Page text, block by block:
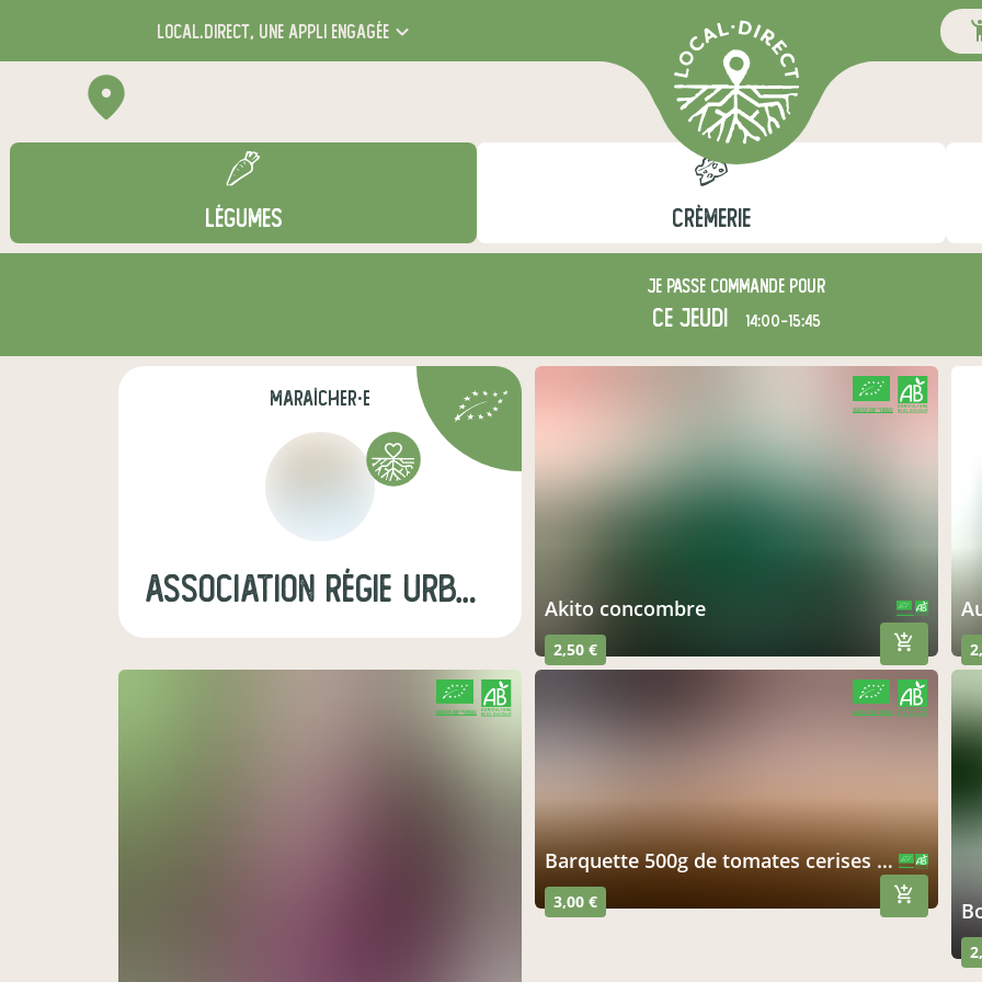
local.direct, une appli engagée
LÉGUMES CRÈMERIE
Je passe commande pour
ce jeudi 14:00-15:45
maraîcher·e
Association Régie Urbaine Akito concombre
2,50 €
CERTIFIÉ PAR FR-BIO-01
AGRICULTURE FRANCE
CERTIFIÉ PAR FR-BIO-01
AGRICULTURE FRANCE
Barquette 500g de tomates cerises variées
3,00 €
CERTIFIÉ PAR FR-BIO-01
AGRICULTURE FRANCE